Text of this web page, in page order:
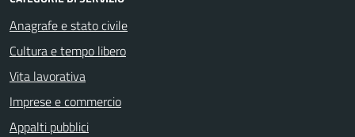
Anagrafe e stato civile
Cultura e tempo libero
Vita lavorativa
Imprese e commercio
Appalti pubblici